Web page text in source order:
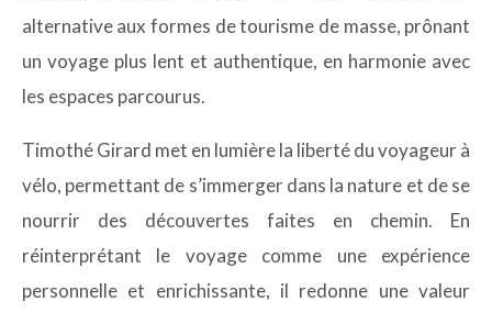
alternative aux formes de tourisme de masse, prônant
un voyage plus lent et authentique, en harmonie avec
les espaces parcourus.
Timothé Girard met en lumière la liberté du voyageur à
vélo, permettant de s’immerger dans la nature et de se
nourrir des découvertes faites en chemin. En
réinterprétant le voyage comme une expérience
personnelle et enrichissante, il redonne une valeur